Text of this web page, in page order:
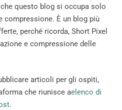
questo blog si occupa solo
compressione. È un blog più
perché ricorda, Short Pixel
e compressione delle
articoli per gli ospiti,
che riunisce aelenco di
.